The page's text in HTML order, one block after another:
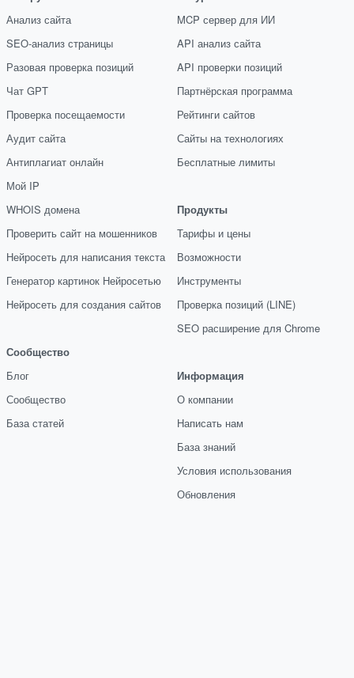
Анализ сайта
SEO-анализ страницы
Разовая проверка позиций
Чат GPT
Проверка посещаемости
Аудит сайта
Антиплагиат онлайн
Мой IP
WHOIS домена
Проверить сайт на мошенников
Нейросеть для написания текста
Генератор картинок Нейросетью
Нейросеть для создания сайтов
Сообщество
Блог
Сообщество
База статей
MCP сервер для ИИ
API анализ сайта
API проверки позиций
Партнёрская программа
Рейтинги сайтов
Сайты на технологиях
Бесплатные лимиты
Продукты
Тарифы и цены
Возможности
Инструменты
Проверка позиций (LINE)
SEO расширение для Chrome
Информация
О компании
Написать нам
База знаний
Условия использования
Обновления